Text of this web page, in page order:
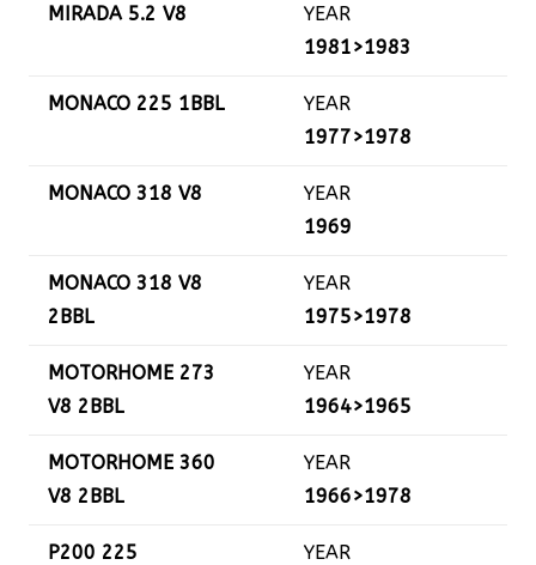
MIRADA 5.2 V8
YEAR
1981>1983
MONACO 225 1BBL
YEAR
1977>1978
MONACO 318 V8
YEAR
1969
MONACO 318 V8
2BBL
YEAR
1975>1978
MOTORHOME 273
V8 2BBL
YEAR
1964>1965
MOTORHOME 360
V8 2BBL
YEAR
1966>1978
P200 225
YEAR